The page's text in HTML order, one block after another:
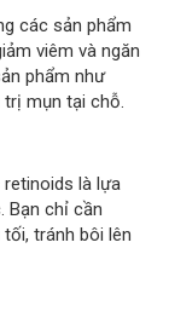
các sản phẩm
viêm và ngăn
phẩm như
mụn tại chỗ.
là lựa
Bạn chỉ cần
tránh bôi lên